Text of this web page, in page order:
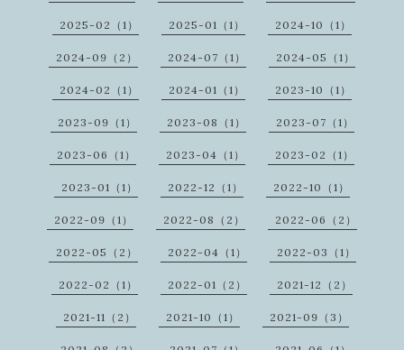
2025-02（1） 2025-01（1） 2024-10（1）
2024-09（2） 2024-07（1） 2024-05（1）
2024-02（1） 2024-01（1） 2023-10（1）
2023-09（1） 2023-08（1） 2023-07（1）
2023-06（1） 2023-04（1） 2023-02（1）
2023-01（1） 2022-12（1） 2022-10（1）
2022-09（1） 2022-08（2） 2022-06（2）
2022-05（2） 2022-04（1） 2022-03（1）
2022-02（1） 2022-01（2） 2021-12（2）
2021-11（2） 2021-10（1） 2021-09（3）